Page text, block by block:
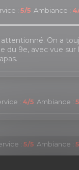
: 5/5 Ambiance : 4
On a
du 9e, avec vue
: 4/5 Ambiance : 5
: 5/5 Ambiance : 5